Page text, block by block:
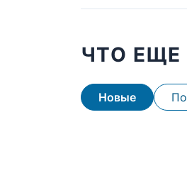
ЧТО
Новые